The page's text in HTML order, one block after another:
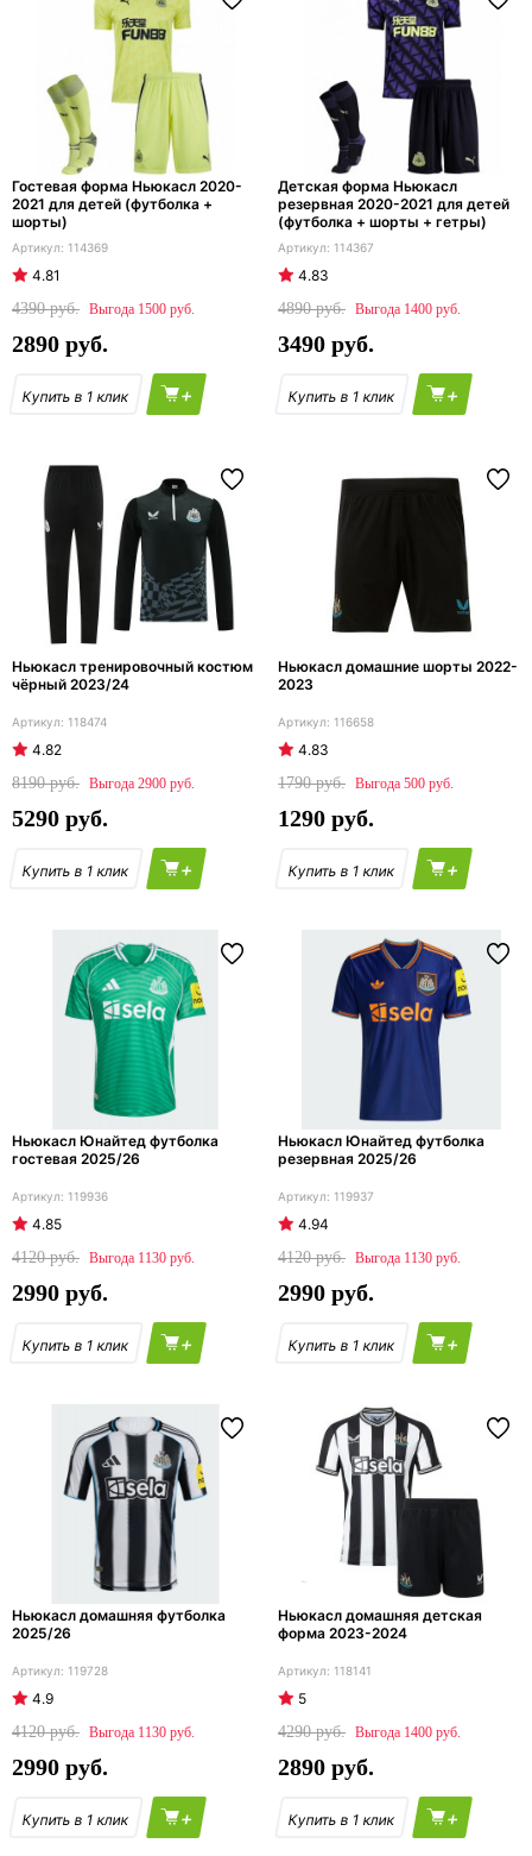
Гостевая форма Ньюкасл 2020-
2021 для детей (футболка +
шорты)
114369
4.81
4390
1500
2890
+
Детская форма Ньюкасл
резервная 2020-2021 для детей
(футболка + шорты + гетры)
114367
4.83
4890
1400
3490
+
Ньюкасл тренировочный костюм
чёрный 2023/24
118474
4.82
8190
2900
5290
+
Ньюкасл домашние шорты 2022-
2023
116658
4.83
1790
500
1290
+
Ньюкасл Юнайтед футболка
гостевая 2025/26
119936
4.85
4120
1130
2990
+
Ньюкасл Юнайтед футболка
резервная 2025/26
119937
4.94
4120
1130
2990
+
Ньюкасл домашняя футболка
2025/26
119728
4.9
4120
1130
2990
+
Ньюкасл домашняя детская
форма 2023-2024
118141
5
4290
1400
2890
+